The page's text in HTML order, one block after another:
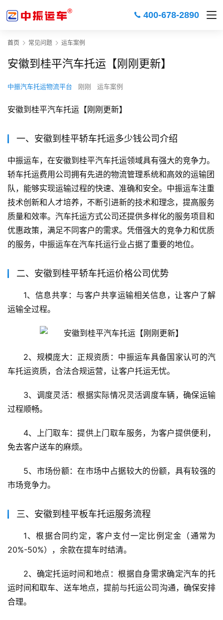
400-678-2890
首页 常见问题 运车案例
安徽到桂平汽车托运【刚刚更新】
中振汽车托运物流平台 刚刚 运车案例
安徽到桂平汽车托运【刚刚更新】
一、安徽到桂平轿车托运多少钱公司介绍
中振运车，在安徽到桂平汽车托运领域具有强大的竞争力。
轿车托运费用公司拥有先进的物流管理系统和高效的运输团
队，能够实现运输过程的快速、准确和安全。中振运车注重
技术创新和人才培养，不断引进新的技术和理念，提高服务
质量和效率。汽车托运方式公司还提供多样化的服务项目和
优惠政策，满足不同客户的需求。凭借强大的竞争力和优质
的服务，中振运车在汽车托运行业占据了重要的地位。
二、安徽到桂平轿车托运价格公司优势
1、信息共享：与客户共享运输相关信息，让客户了解
运输全过程。
2、规模庞大：正规资质：中振运车具备国家认可的汽
车托运资质，合法合规运营，让客户托运无忧。
3、调度灵活：根据实际情况灵活调度车辆，确保运输
过程顺畅。
4、上门取车：提供上门取车服务，为客户提供便利，
免去客户送车的麻烦。
5、市场份额：在市场中占据较大的份额，具有较强的
市场竞争力。
三、安徽到桂平板车托运服务流程
1、根据合同约定，客户支付一定比例定金（通常为
20%-50%），余款在提车时结清。
2、确定托运时间和地点：根据自身需求确定汽车的托
运时间和取车、送车地点，提前与托运公司沟通，确保安排
合理。